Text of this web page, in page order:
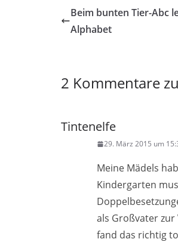
Beim bunten Tier-Abc
Alphabet
2 Kommentare
Tintenelfe
29. März 2015 um
Meine Mädels
Kindergarten
als Großvater
fand das richtig